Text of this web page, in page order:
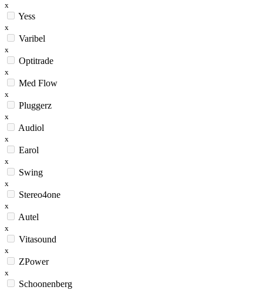
x
Yess
x
Varibel
x
Optitrade
x
Med Flow
x
Pluggerz
x
Audiol
x
Earol
x
Swing
x
Stereo4one
x
Autel
x
Vitasound
x
ZPower
x
Schoonenberg